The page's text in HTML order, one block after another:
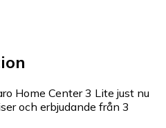
Home Center 3 Lite just nu
och erbjudande från 3